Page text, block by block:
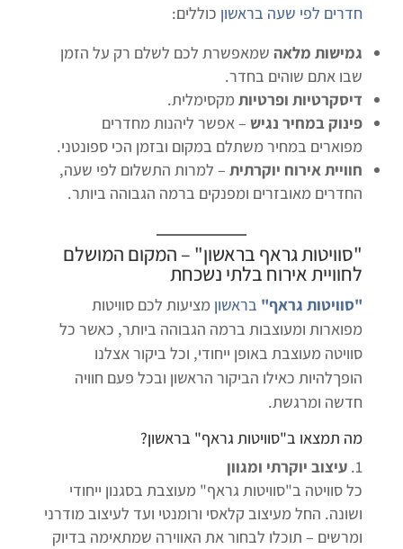
חדרים לפי שעה בראשון כוללים:
גמישות מלאה שמאפשרת לכם לשלם רק על הזמן
שבו אתם שוהים בחדר.
דיסקרטיות ופרטיותמקסימלית.
פינוק במחיר נגיש– אפשר ליהנות מחדרים
מפוארים במחיר משתלם במקום ובזמן הכי ספונטני.
חוויית אירוח יוקרתית– למרות התשלום לפי שעה,
החדרים מאובזרים ומפנקים ברמה הגבוהה ביותר.
"סוויטות גראף בראשון" – המקום המושלם
לחוויית אירוח בלתי נשכחת
"סוויטות גראף" בראשון מציעות לכם סוויטות
מפוארות ומעוצבות ברמה הגבוהה ביותר, כאשר כל
סוויטה מעוצבת באופן ייחודי, וכל ביקור אצלנו
הופךלהיות כאילו הביקור הראשון ובכל פעם חוויה
חדשה ומרגשת.
מה תמצאו ב"סוויטות גראף" בראשון?
עיצוב יוקרתי ומגוון
כל סוויטה ב"סוויטות גראף" מעוצבת בסגנון ייחודי
ושונה. החל מעיצוב קלאסי ורומנטי ועד לעיצוב מודרני
ומרשים – תוכלו לבחור את האווירה שמתאימה בדיוק